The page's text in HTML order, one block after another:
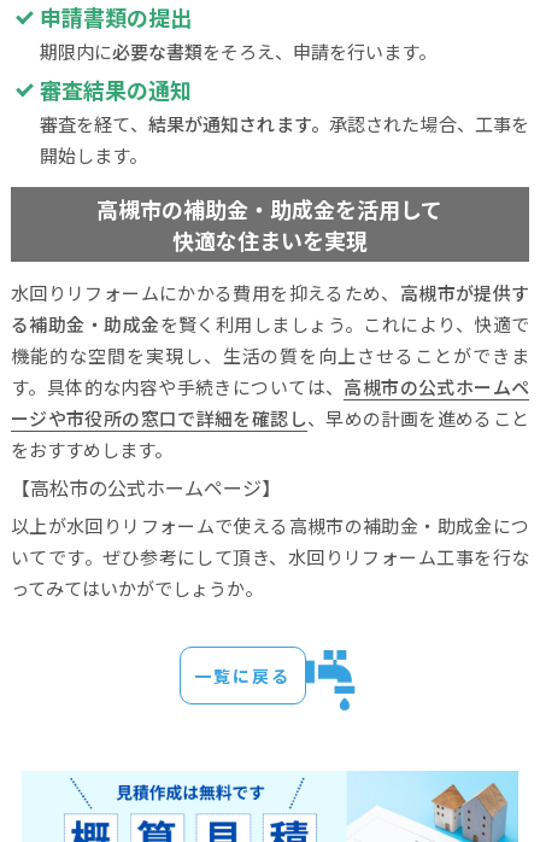
申請書類の提出
期限内に必要な書類をそろえ、申請を行います。
審査結果の通知
審査を経て、 結果が通知されます。 承認された場合、工事を
開始します。
高槻市の補助金・助成金を活用して
快適な住まいを実現
水回りリフォームにかかる費用を抑えるため、 高槻市が提供す
る補助金・助成金を賢く利用しましょう。これにより、快適で
機能的な空間を実現し、生活の質を向上させることができま
す。具体的な内容や手続きについては、 高槻市の公式ホームペ
ージや市役所の窓口で詳細を確認し、早めの計画を進めること
をおすすめします。
【高松市の公式ホームページ】
以上が水回りリフォームで使える高槻市の補助金・助成金につ
いてです。ぜひ参考にして頂き、水回りリフォーム工事を行な
ってみてはいかがでしょうか。
一覧に戻る